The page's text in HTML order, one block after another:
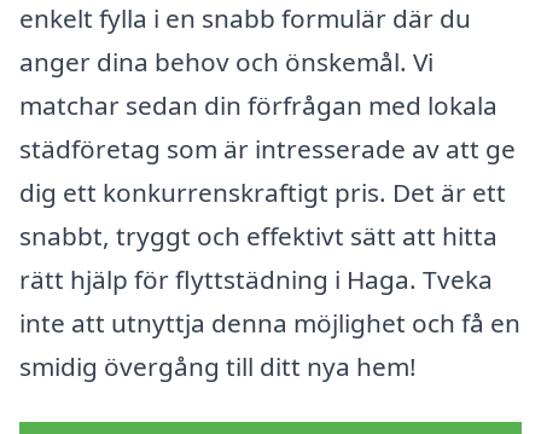
enkelt fylla i en snabb formulär där du
anger dina behov och önskemål. Vi
matchar sedan din förfrågan med lokala
städföretag som är intresserade av att ge
dig ett konkurrenskraftigt pris. Det är ett
snabbt, tryggt och effektivt sätt att hitta
rätt hjälp för flyttstädning i Haga. Tveka
inte att utnyttja denna möjlighet och få en
smidig övergång till ditt nya hem!